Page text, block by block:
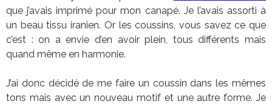
que j’avais imprimé pour mon canapé. Je l’avais assorti à
un beau tissu iranien. Or les coussins, vous savez ce que
c’est : on a envie d’en avoir plein, tous différents mais
quand même en harmonie.
J’ai donc décidé de me faire un coussin dans les mêmes
tons mais avec un nouveau motif et une autre forme. Je